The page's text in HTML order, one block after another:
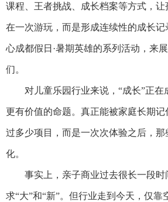
课程、王者挑战、成长档案等方式，让
在一次游玩，而是形成连续性的成长记
心成都假日·暑期英雄的系列活动，来
们。
对儿童乐园行业来说，“成长”正在
更有价值的命题。真正能被家庭长期
过多少项目，而是一次次体验之后，
化。
事实上，亲子商业过去很长一段时
求“大”和“新”。但行业走到今天，仅靠